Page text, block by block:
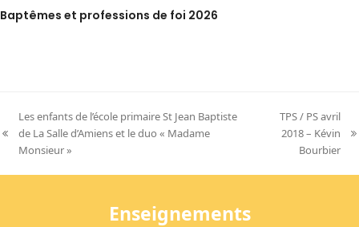
Baptêmes et professions de foi 2026
previous
post:
Les enfants de l’école primaire St Jean Baptiste
de La Salle d’Amiens et le duo « Madame
Monsieur »
next
TPS / PS avril
2018 – Kévin
Bourbier
Enseignements